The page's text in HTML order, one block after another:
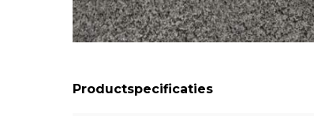
Productspecificaties